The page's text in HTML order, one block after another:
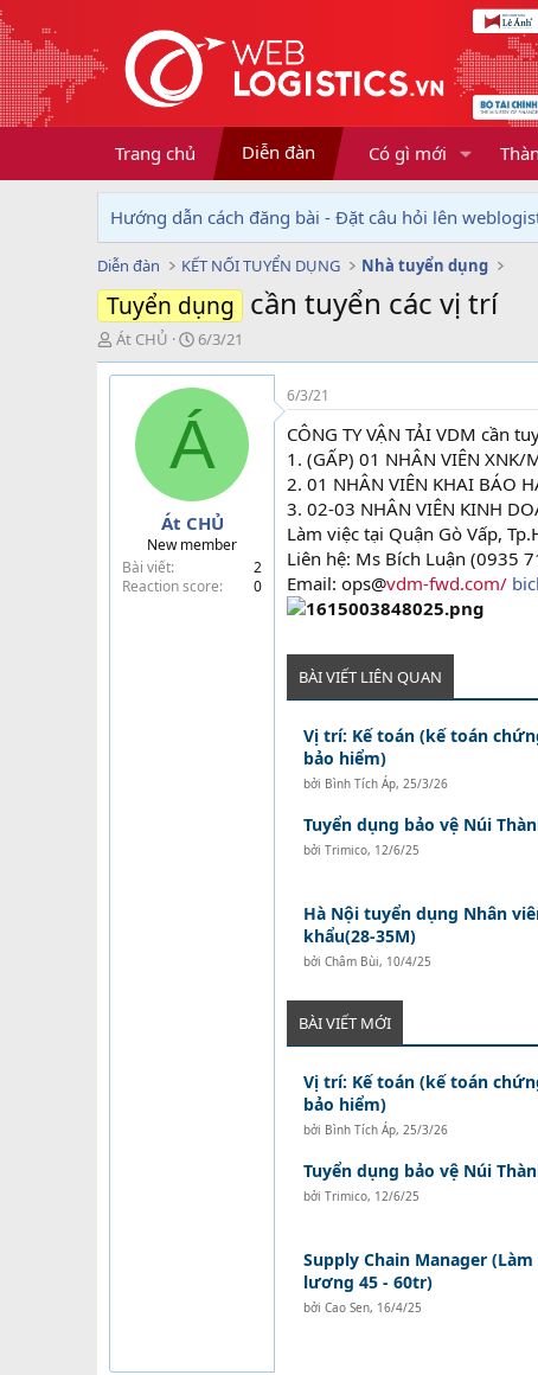
Trang chủ Diễn đàn Có gì mới
Hướng dẫn cách đăng bài - Đặt câu hỏi lên
Diễn đàn KẾT NỐI TUYỂN DỤNG Nhà tuyển dụng
Tuyển dụng cần tuyển các vị trí
T
h
r
Át CHỦ
N
g
à
g
ử
6/3/21
Á
Át CHỦ
New member
Bài viết
2
Reaction score
0
6/3/21
CÔNG TY VẬN TẢI VDM cần
1. (GẤP) 01 NHÂN VIÊN
2. 01 NHÂN VIÊN KHAI BÁO
3. 02-03 NHÂN VIÊN KINH
Làm việc tại Quận Gò Vấp,
Liên hệ: Ms Bích Luận (0935
Email: ops@vdm-fwd.com/
BÀI VIẾT LIÊN QUAN
Vị trí: Kế toán (kế toán
bảo hiểm)
bởi Bình Tích Áp, 25/3/26
Tuyển dụng bảo vệ Núi
bởi Trimico, 12/6/25
Hà Nội tuyển dụng Nhân
khẩu(28-35M)
bởi Châm Bùi, 10/4/25
BÀI VIẾT MỚI
Vị trí: Kế toán (kế toán
bảo hiểm)
bởi Bình Tích Áp, 25/3/26
Tuyển dụng bảo vệ Núi
bởi Trimico, 12/6/25
Supply Chain Manager
lương 45 - 60tr)
bởi Cao Sen, 16/4/25